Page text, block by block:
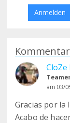
Anmelden
Kommentar
CloZe
am 03/
Gracias por la
Acabo de